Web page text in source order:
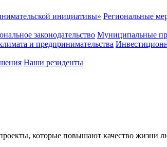
инициативы» Региональные
законодательство Муниципальные
и предпринимательства
Наши резиденты
которые повышают качество жизни